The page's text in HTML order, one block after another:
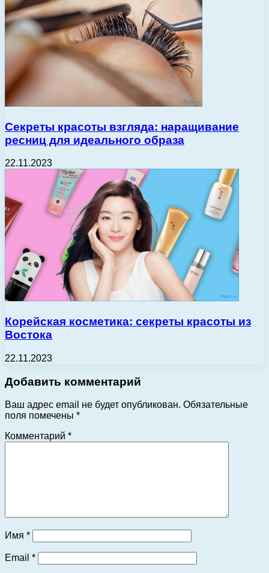
Секреты красоты взгляда: наращивание
ресниц для идеального образа
22.11.2023
Корейская косметика: секреты красоты из
Востока
22.11.2023
Добавить комментарий
Ваш адрес email не будет опубликован. Обязательные
поля помечены *
Комментарий *
Имя *
Email *